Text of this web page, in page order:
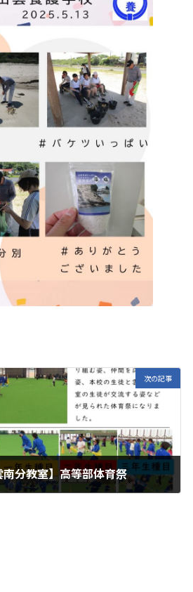
次の記事
分教室】高等部体育祭